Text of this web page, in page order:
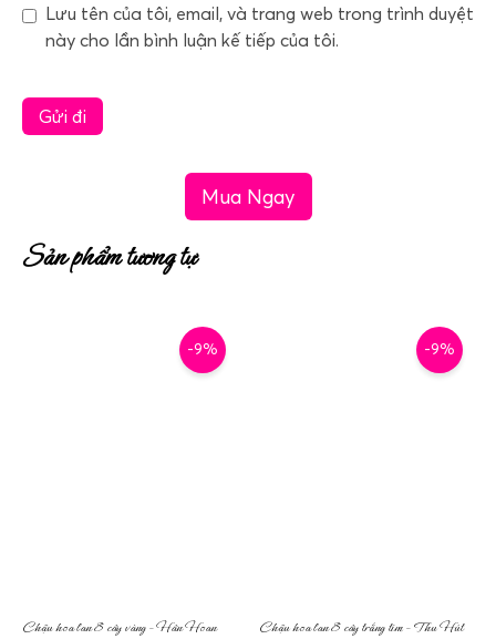
Lưu tên của tôi, email, và trang web trong trình duyệt
này cho lần bình luận kế tiếp của tôi.
Mua Ngay
Sản phẩm tương tự
-9%
Chậu hoa lan 8 cây vàng – Hân Hoan
-9%
Chậu hoa lan 8 cây trắng tím – Thu Hút